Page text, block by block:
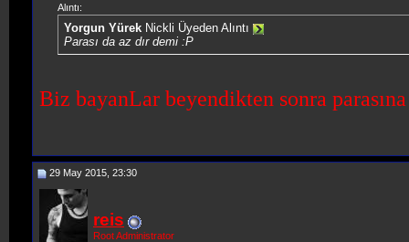
Alıntı:
Yorgun Yürek Nickli Üyeden Alıntı
Parası da az dır demi :P
Biz bayanLar beyendikten sonra
29 May 2015, 23:30
reis
Root Administrator